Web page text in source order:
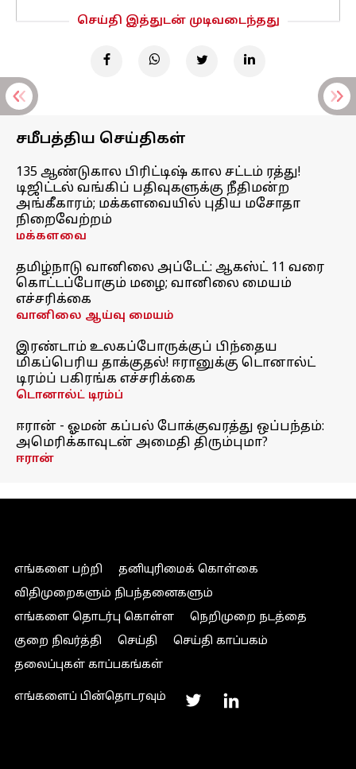
செய்தி இத்துடன் முடிவடைந்தது
சமீபத்திய செய்திகள்
135 ஆண்டுகால பிரிட்டிஷ் கால சட்டம் ரத்து!
டிஜிட்டல் வங்கிப் பதிவுகளுக்கு நீதிமன்ற
அங்கீகாரம்; மக்களவையில் புதிய மசோதா
நிறைவேற்றம்
மக்களவை
தமிழ்நாடு வானிலை அப்டேட்: ஆகஸ்ட் 11 வரை
கொட்டப்போகும் மழை; வானிலை மையம்
எச்சரிக்கை
வானிலை ஆய்வு மையம்
இரண்டாம் உலகப்போருக்குப் பிந்தைய
மிகப்பெரிய தாக்குதல்! ஈரானுக்கு டொனால்ட்
டிரம்ப் பகிரங்க எச்சரிக்கை
டொனால்ட் டிரம்ப்
ஈரான் - ஓமன் கப்பல் போக்குவரத்து ஒப்பந்தம்:
அமெரிக்காவுடன் அமைதி திரும்புமா?
ஈரான்
எங்களை பற்றி
தனியுரிமைக் கொள்கை
விதிமுறைகளும் நிபந்தனைகளும்
எங்களை தொடர்பு கொள்ள
நெறிமுறை நடத்தை
குறை நிவர்த்தி
செய்தி
செய்தி காப்பகம்
தலைப்புகள் காப்பகங்கள்
எங்களைப் பின்தொடரவும்